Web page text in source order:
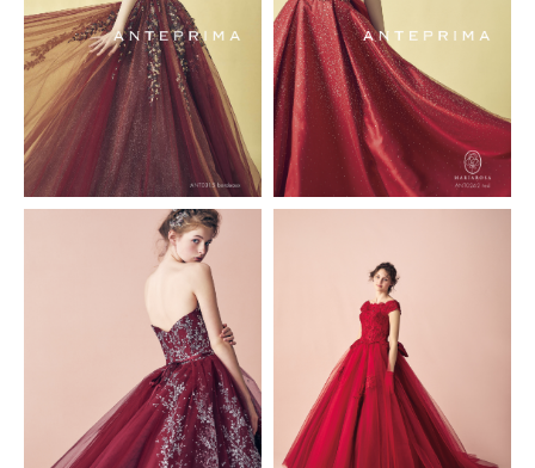
MARIAROSA
MATSUO
SACHIKO TSUTSUI